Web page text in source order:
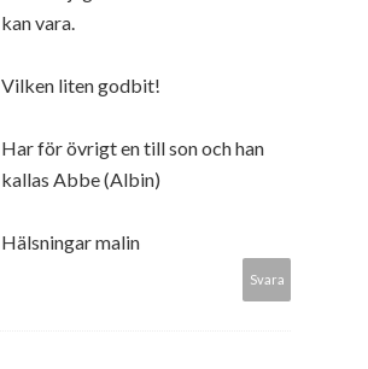
kan vara.
Vilken liten godbit!
Har för övrigt en till son och han
kallas Abbe (Albin)
Hälsningar malin
Svara